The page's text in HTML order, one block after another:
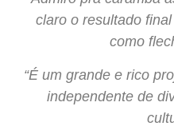
claro o resultado
como
“É um grande e rico
independente de